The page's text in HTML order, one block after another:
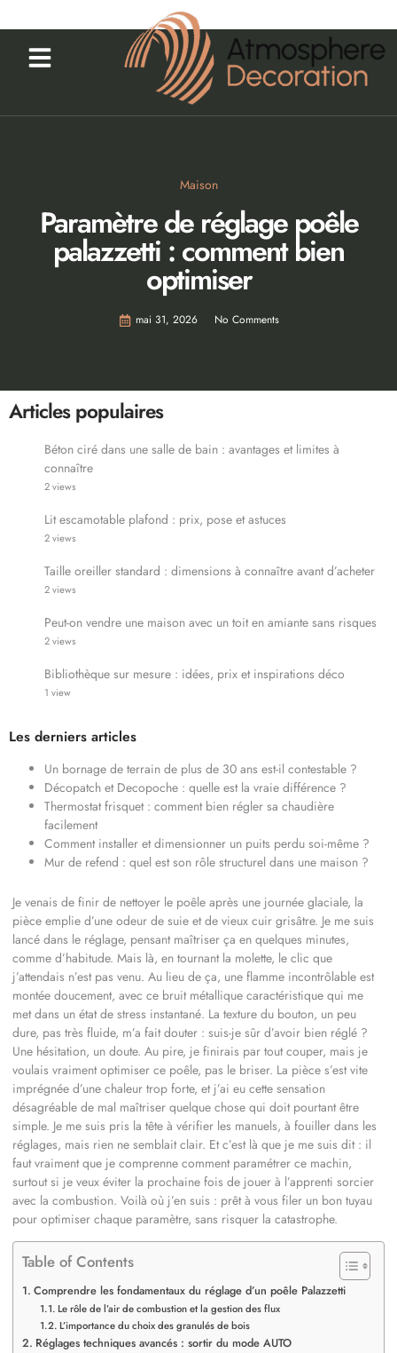
Maison
Paramètre de réglage poêle
palazzetti : comment bien
optimiser
mai 31, 2026 No Comments
Je venais de finir de nettoyer le poêle après une journée glaciale, la
pièce emplie d’une odeur de suie et de vieux cuir grisâtre. Je me suis
lancé dans le réglage, pensant maîtriser ça en quelques minutes,
comme d’habitude. Mais là, en tournant la molette, le clic que
j’attendais n’est pas venu. Au lieu de ça, une flamme incontrôlable est
montée doucement, avec ce bruit métallique caractéristique qui me
met dans un état de stress instantané. La texture du bouton, un peu
dure, pas très fluide, m’a fait douter : suis-je sûr d’avoir bien réglé ?
Une hésitation, un doute. Au pire, je finirais par tout couper, mais je
voulais vraiment optimiser ce poêle, pas le briser. La pièce s’est vite
imprégnée d’une chaleur trop forte, et j’ai eu cette sensation
désagréable de mal maîtriser quelque chose qui doit pourtant être
simple. Je me suis pris la tête à vérifier les manuels, à fouiller dans les
réglages, mais rien ne semblait clair. Et c’est là que je me suis dit : il
faut vraiment que je comprenne comment paramétrer ce machin,
surtout si je veux éviter la prochaine fois de jouer à l’apprenti sorcier
avec la combustion. Voilà où j’en suis : prêt à vous filer un bon tuyau
pour optimiser chaque paramètre, sans risquer la catastrophe.
Table of Contents
Comprendre les fondamentaux du réglage d’un poêle Palazzetti
Le rôle de l’air de combustion et la gestion des flux
L’importance du choix des granulés de bois
Réglages techniques avancés : sortir du mode AUTO
Articles populaires
Béton ciré dans une salle de bain : avantages et limites à
connaître
2 views
Lit escamotable plafond : prix, pose et astuces
2 views
Taille oreiller standard : dimensions à connaître avant d’acheter
2 views
Peut-on vendre une maison avec un toit en amiante sans risques
2 views
Bibliothèque sur mesure : idées, prix et inspirations déco
1 view
Les derniers articles
Un bornage de terrain de plus de 30 ans est-il contestable ?
Décopatch et Decopoche : quelle est la vraie différence ?
Thermostat frisquet : comment bien régler sa chaudière
facilement
Comment installer et dimensionner un puits perdu soi-même ?
Mur de refend : quel est son rôle structurel dans une maison ?